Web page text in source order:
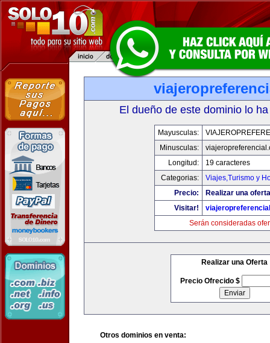
El dueño de este dominio lo
Mayusculas:
Minusculas:
Longitud:
19 caracteres
Categorias:
Viajes,Turismo y
Precio:
Realizar una
Visitar!
Serán consideradas
Realizar una Oferta
Precio Ofrecido $
Otros dominios en venta: